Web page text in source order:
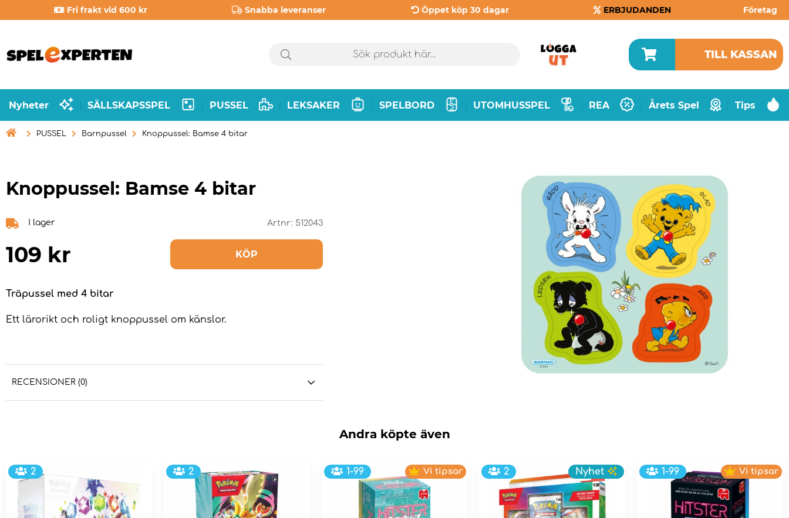
Fri frakt vid 600 kr Snabba leveranser Öppet köp 30 dagar ERBJUDANDEN Företag
TILL KASSAN
Nyheter SÄLLSKAPSSPEL PUSSEL LEKSAKER SPELBORD UTOMHUSSPEL REA Årets Spel Tips
 PUSSEL Barnpussel Knoppussel: Bamse 4 bitar
Knoppussel: Bamse 4 bitar
I lager Artnr: 512043
109 kr KÖP
Träpussel med 4 bitar
Ett lärorikt och roligt knoppussel om känslor.
RECENSIONER (0)
Andra köpte även
2 2 1-99 Vi tipsar 2 Nyhet 1-99 Vi tipsar